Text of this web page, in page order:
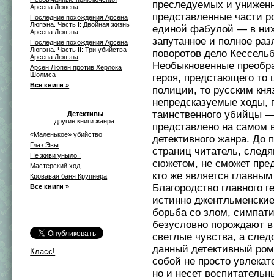
Арсена Люпена
Последние похождения Арсена
Люпэна. Часть I: Двойная жизнь
Арсена Люпэна
Последние похождения Арсена
Люпэна. Часть II: Три убийства
Арсена Люпэна
Арсен Люпен против Херлока
Шолмса
Все книги »
Детективы
другие книги жанра:
«Маленькое» убийство
Глаз Эвы
Не живи уныло !
Мастерский ход
Кровавая баня Крупнера
Все книги »
Класс!
преследуемых и
представленные части
единой фабулой — в
запутанное и полное
поворотов дело
Необыкновенные
героя, предстающего
полиции, то русским
непредсказуемые ходы,
таинственного убийцы
представлено на самом
детективного жанра. До
страниц читатель,
сюжетом, не сможет
кто же является
Благородство главного
истинно
борьба со злом,
безусловно порождают
светлые чувства, а
данный детективный
собой не просто
но и несет